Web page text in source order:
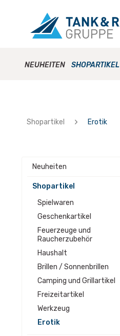
NEUHEITEN SHOPARTIKEL
Shopartikel Erotik
Neuheiten
Shopartikel
Spielwaren
Geschenkartikel
Feuerzeuge und
Raucherzubehör
Haushalt
Brillen / Sonnenbrillen
Camping und Grillartikel
Freizeitartikel
Werkzeug
Erotik